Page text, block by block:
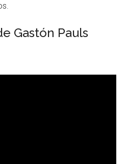
Gastón Pauls